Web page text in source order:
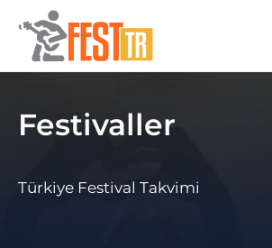
Ana içeriğe atla
Festivaller
Türkiye Festival Takvimi